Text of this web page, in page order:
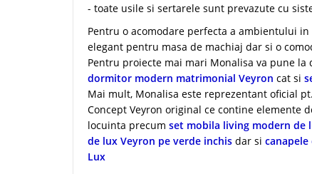
- toate usile si sertarele sunt prevazute cu
Pentru o acomodare perfecta a ambientului
elegant pentru masa de machiaj dar si o
Pentru proiecte mai mari Monalisa va pune
dormitor modern matrimonial Veyron cat si
Mai mult, Monalisa este reprezentant oficial
Concept Veyron original ce contine elemente
locuinta precum set mobila living modern de
de lux Veyron pe verde inchis dar si
Lux